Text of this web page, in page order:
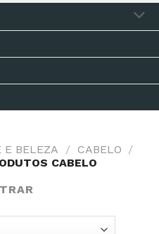
E BELEZA / CABELO /
CABELO